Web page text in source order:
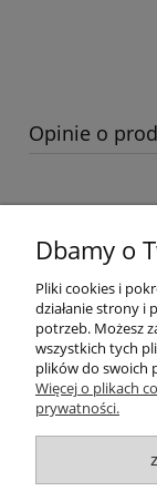
Opinie o
Sklep
sprzęt dla
Dbamy o
Pliki cookies i
działanie strony i
potrzeb. Możesz
wszystkich tych
plików do swoich
Więcej o plikach
prywatności.